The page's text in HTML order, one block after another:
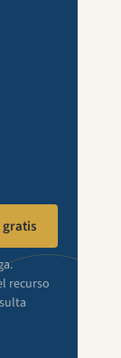
recurso